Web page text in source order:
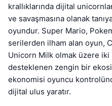
krallıklarında dijital
ve savaşmasına olanak
oyundur. Super Mario,
serilerden ilham alan oyun,
Unicorn Milk olmak üzere iki
desteklenen zengin bir
ekonomisi oyuncu
dijital ulus yaratır.